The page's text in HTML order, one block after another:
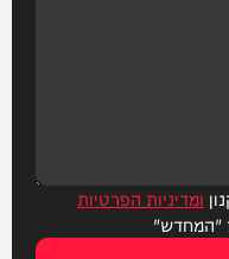
ומדיניות הפרטיות
"המחדש"